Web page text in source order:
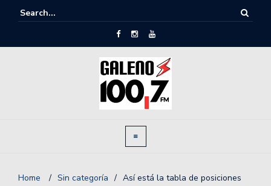
Home / Sin categoría / Así está la tabla de posiciones